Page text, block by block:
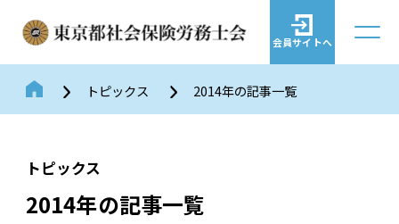
会員サイトへ
トピックス 2014年の記事一覧
トピックス
2014年の記事一覧